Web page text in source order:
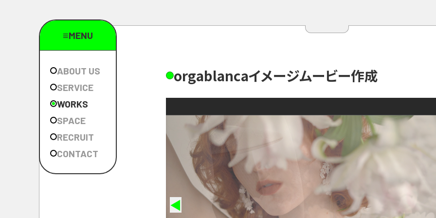
≡MENU
ABOUT US
SERVICE
WORKS
SPACE
RECRUIT
CONTACT
orgablancaイメージムービー作成
◀